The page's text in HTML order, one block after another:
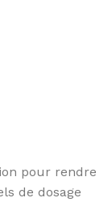
pour rendre
de dosage